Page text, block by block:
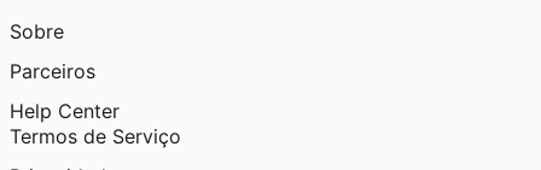
Sobre
Parceiros
Help Center
Termos de Serviço